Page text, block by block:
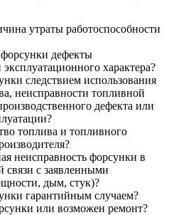
утраты работоспособности
дефекты
характера?
следствием использования
неисправности топливной
дефекта или
топлива и топливного
неисправность форсунки в
связи с заявленными
дым, стук)?
гарантийным случаем?
или возможен ремонт?